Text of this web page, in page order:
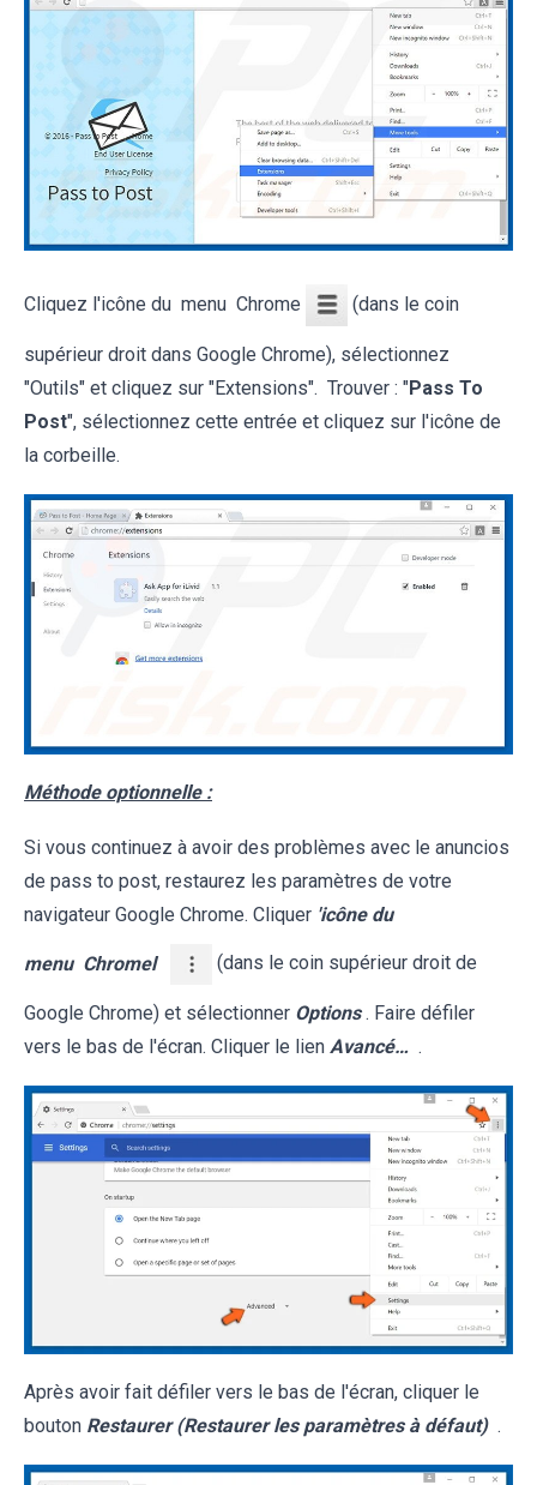
Cliquez l'icône du menu Chrome (dans le coin
supérieur droit dans Google Chrome), sélectionnez
"Outils" et cliquez sur "Extensions". Trouver : "Pass To
Post", sélectionnez cette entrée et cliquez sur l'icône de
la corbeille.
Méthode optionnelle :
Si vous continuez à avoir des problèmes avec le anuncios
de pass to post, restaurez les paramètres de votre
navigateur Google Chrome. Cliquer 'icône du
menu Chromel (dans le coin supérieur droit de
Google Chrome) et sélectionner Options . Faire défiler
vers le bas de l'écran. Cliquer le lien Avancé… .
Après avoir fait défiler vers le bas de l'écran, cliquer le
bouton Restaurer (Restaurer les paramètres à défaut) .